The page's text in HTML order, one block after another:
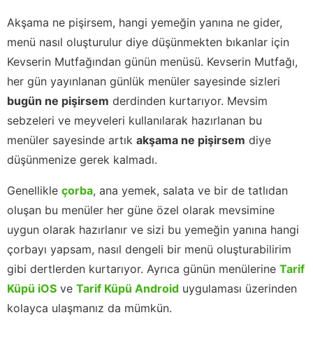
Akşama ne pişirsem, hangi yemeğin yanına ne gider,
menü nasıl oluşturulur diye düşünmekten bıkanlar için
Kevserin Mutfağından günün menüsü. Kevserin Mutfağı,
her gün yayınlanan günlük menüler sayesinde sizleri
bugün ne pişirsem derdinden kurtarıyor. Mevsim
sebzeleri ve meyveleri kullanılarak hazırlanan bu
menüler sayesinde artık akşama ne pişirsem diye
düşünmenize gerek kalmadı.
Genellikle çorba, ana yemek, salata ve bir de tatlıdan
oluşan bu menüler her güne özel olarak mevsimine
uygun olarak hazırlanır ve sizi bu yemeğin yanına hangi
çorbayı yapsam, nasıl dengeli bir menü oluşturabilirim
gibi dertlerden kurtarıyor. Ayrıca günün menülerine Tarif
Küpü iOS ve Tarif Küpü Android uygulaması üzerinden
kolayca ulaşmanız da mümkün.